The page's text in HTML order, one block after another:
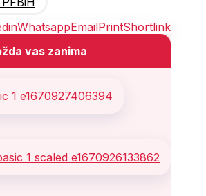
WhatsappEmailPrintShortlink
vas zanima